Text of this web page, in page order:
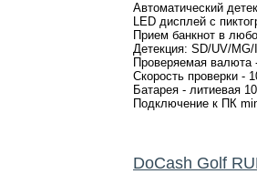
Автоматический
LED дисплей с
Прием банкнот в
Детекция: SD/UV/
Проверяемая валюта
Скорость проверки -
Батарея - литиевая
Подключение к ПК
DoCash Golf